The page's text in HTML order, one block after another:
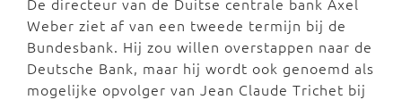
Weber ziet af van een tweede termijn bij de
Bundesbank. Hij zou willen overstappen naar de
Deutsche Bank, maar hij wordt ook genoemd als
mogelijke opvolger van Jean Claude Trichet bij